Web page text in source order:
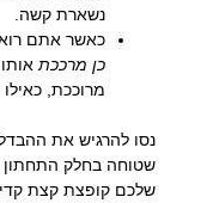
נשארת קשה.
כאשר אתם
כן מרככת
מרוככת,
שלכם קופצת קצת